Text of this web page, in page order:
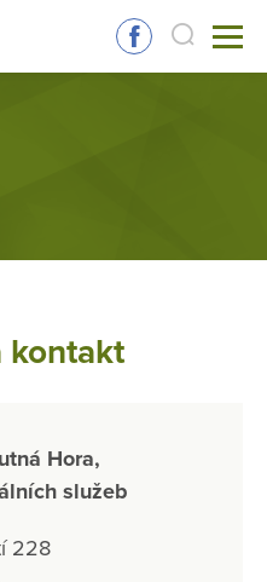
kontakt
Hora,
služeb
228